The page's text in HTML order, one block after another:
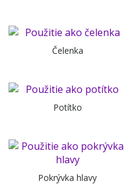
Čelenka
Potítko
Pokrývka hlavy